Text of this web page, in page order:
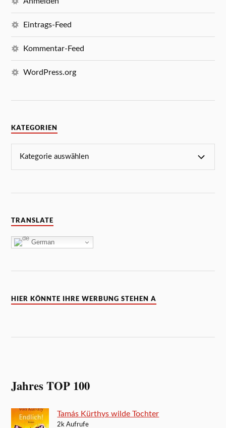
Eintrags-Feed
Kommentar-Feed
WordPress.org
KATEGORIEN
TRANSLATE
German
HIER KÖNNTE IHRE WERBUNG STEHEN A
Jahres TOP 100
Tamás Kürthys wilde Tochter
2k Aufrufe